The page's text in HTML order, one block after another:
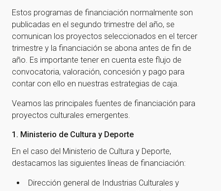
Estos programas de financiación normalmente son
publicadas en el segundo trimestre del año, se
comunican los proyectos seleccionados en el tercer
trimestre y la financiación se abona antes de fin de
año. Es importante tener en cuenta este flujo de
convocatoria, valoración, concesión y pago para
contar con ello en nuestras estrategias de caja.
Veamos las principales fuentes de financiación para
proyectos culturales emergentes.
1. Ministerio de Cultura y Deporte
En el caso del Ministerio de Cultura y Deporte,
destacamos las siguientes líneas de financiación:
Dirección general de Industrias Culturales y